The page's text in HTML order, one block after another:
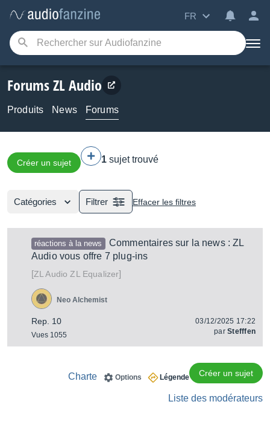
FR
Forums ZL Audio
Produits News Forums
Créer un sujet 1 sujet trouvé
Catégories Filtrer Effacer les filtres
réactions à la news
Commentaires sur la news : ZL
Audio vous offre 7 plug-ins
[ZL Audio ZL Equalizer]
Rep. 10
Vues 1055
Neo Alchemist
03/12/2025 17:22
parStefffen
Créer un sujet
Légende
Options
Charte
Liste des modérateurs